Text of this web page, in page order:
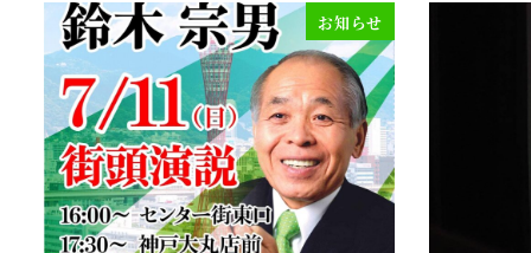
お知らせ